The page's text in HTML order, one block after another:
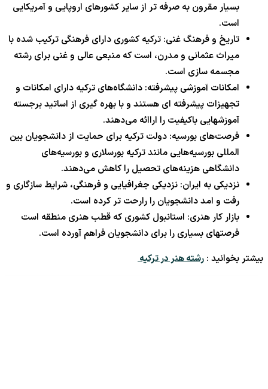
بسیار مقرون به صرفه تر از سایر کشورهای اروپایی و آمریکایی
است.
تاریخ و فرهنگ غنی: ترکیه کشوری دارای فرهنگی ترکیب شده با
میراث عثمانی و مدرن، است که منبعی عالی و غنی برای رشته
مجسمه سازی است.
امکانات آموزشی پیشرفته: دانشگاه‌های ترکیه دارای امکانات و
تجهیزات پیشرفته ای هستند و با بهره گیری از اساتید برجسته
آموزشهایی باکیفیت را اراائه می‌دهند.
فرصت‌های بورسیه: دولت ترکیه برای حمایت از دانشجویان بین
المللی بورسیه‌هایی مانند ترکیه بورسلاری و بورسیه‌های
دانشگاهی هزینه‌های تحصیل را کاهش می‌دهند.
نزدیکی به ایران: نزدیکی جغرافیایی و فرهنگی، شرایط سازگاری و
رفت و امد دانشجویان را رارحت تر کرده است.
بازار کار هنری: استانبول کشوری که قطب هنری منطقه است
فرصتهای بسیاری را برای دانشجویان فراهم آورده است.
بیشتر بخوانید : رشته هنر در ترکیه